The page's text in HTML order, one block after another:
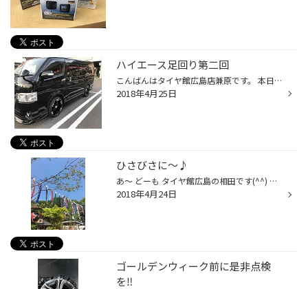
ハイエース足回り第二回
こんばんはタイヤ館広島店兼原です。 本日は、ハイエースの足回り交換しました 久々に良い仕事しました
2018年4月25日
ひさびさに〜♪
あ〜 どーも タイヤ館広島の相田です(^^) 今日は、 めちゃめちゃ雨 降ってますね｡ﾟ(ﾟ´ω`ﾟ)ﾟ｡ 外出される時は お気を付けください(>_<) それはそうと、 先日、家族でお出かけしました♪ 山賊です！ 日曜日という事もあり 昼前に着いたのですが、 大盛況でした！ 娘が太鼓を叩いておおはしゃぎ(ᵔᴥᵔ) 楽...
2018年4月24日
ゴールデンウィーク前に是非点検
を‼